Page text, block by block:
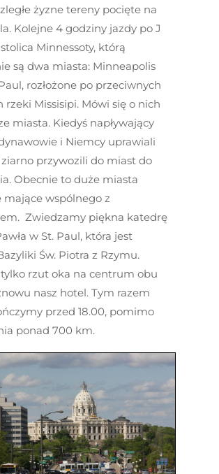
żyzne tereny pocięte na
Kolejne 4 godziny jazdy po J
Minnessoty, którą
są dwa miasta: Minneapolis
rozłożone po przeciwnych
rzeki Missisipi. Mówi się o nich
miasta. Kiedyś napływający
i Niemcy uprawiali
przywozili do miast do
Obecnie to duże miasta
mające wspólnego z
Zwiedzamy piękna katedrę
w St. Paul, która jest
Św. Piotra z Rzymu.
tylko rzut oka na centrum obu
nasz hotel. Tym razem
przed 18.00, pomimo
ponad 700 km.